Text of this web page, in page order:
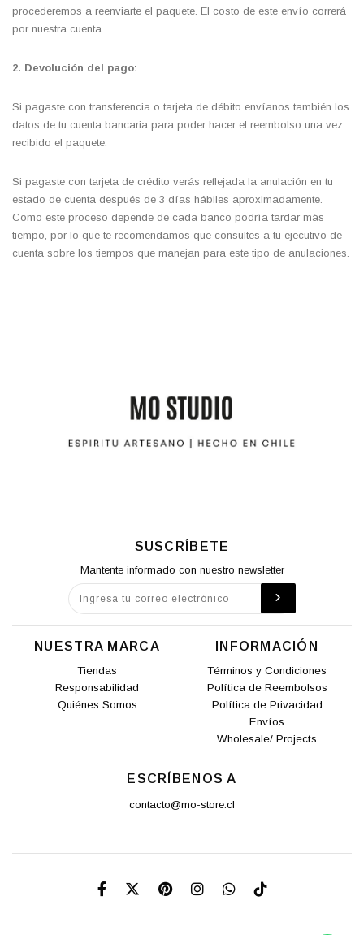
procederemos a reenviarte el paquete. El costo de este envío correrá
por nuestra cuenta.
2. Devolución del pago:
Si pagaste con transferencia o tarjeta de débito envíanos también los
datos de tu cuenta bancaria para poder hacer el reembolso una vez
recibido el paquete.
Si pagaste con tarjeta de crédito verás reflejada la anulación en tu
estado de cuenta después de 3 días hábiles aproximadamente.
Como este proceso depende de cada banco podría tardar más
tiempo, por lo que te recomendamos que consultes a tu ejecutivo de
cuenta sobre los tiempos que manejan para este tipo de anulaciones.
SUSCRÍBETE
Mantente informado con nuestro newsletter
NUESTRA MARCA
Tiendas
Responsabilidad
Quiénes Somos
INFORMACIÓN
Términos y Condiciones
Política de Reembolsos
Política de Privacidad
Envíos
Wholesale/ Projects
ESCRÍBENOS A
contacto@mo-store.cl